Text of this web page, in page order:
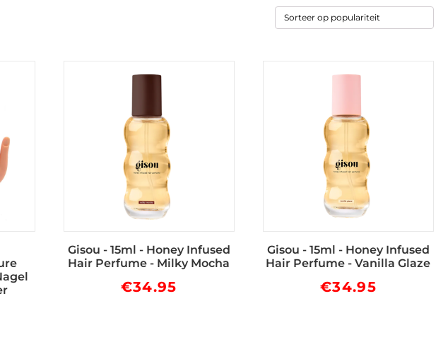
Gisou - 15ml - Honey Infused
Hair Perfume - Milky Mocha
€34.95
Gisou - 15ml - Honey Infused
Hair Perfume - Vanilla Glaze
€34.95